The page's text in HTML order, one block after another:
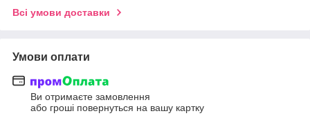
Всі умови доставки
Умови оплати
Ви отримаєте замовлення
або гроші повернуться на вашу картку